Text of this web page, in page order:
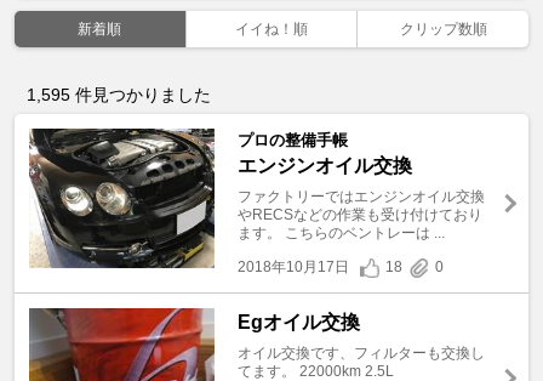
新着順 イイね！順 クリップ数順
1,595 件見つかりました
プロの整備手帳
エンジンオイル交換
ファクトリーではエンジンオイル交換
やRECSなどの作業も受け付けており
ます。 こちらのベントレーは ...
2018年10月17日
18 0
Egオイル交換
オイル交換です、フィルターも交換し
てます。 22000km 2.5L